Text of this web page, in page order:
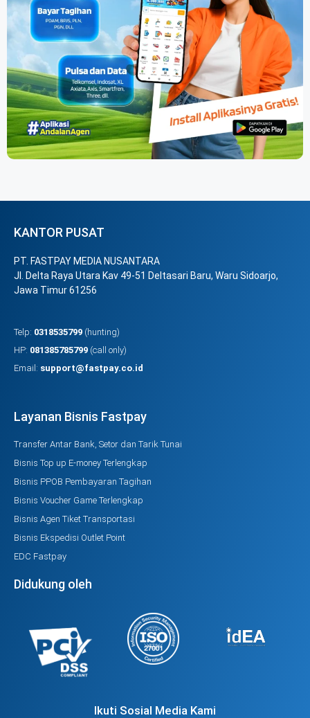
KANTOR PUSAT
PT. FASTPAY MEDIA NUSANTARA
Jl. Delta Raya Utara Kav 49-51 Deltasari Baru, Waru Sidoarjo,
Jawa Timur 61256
Telp: 0318535799 (hunting)
HP: 081385785799 (call only)
Email: support@fastpay.co.id
Layanan Bisnis Fastpay
Transfer Antar Bank, Setor dan Tarik Tunai
Bisnis Top up E-money Terlengkap
Bisnis PPOB Pembayaran Tagihan
Bisnis Voucher Game Terlengkap
Bisnis Agen Tiket Transportasi
Bisnis Ekspedisi Outlet Point
EDC Fastpay
Didukung oleh
Ikuti Sosial Media Kami